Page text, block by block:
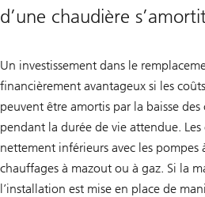
d’une chaudière
Un investissement dans le
financièrement avantageux si les
peuvent être amortis par la baisse
pendant la durée de vie attendue.
nettement inférieurs avec les pompes
chauffages à mazout ou à gaz. Si la
l’installation est mise en place de